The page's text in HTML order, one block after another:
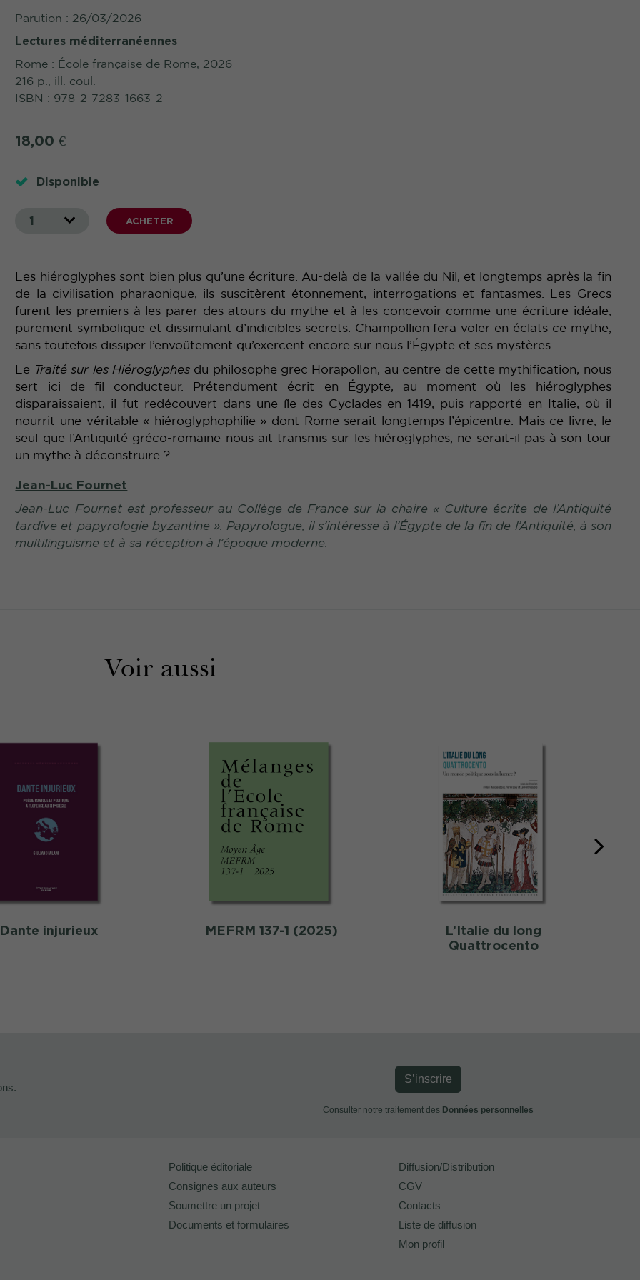
Parution : 26/03/2026
Lectures méditerranéennes
Rome : École française de Rome, 2026
216 p., ill. coul.
ISBN : 978-2-7283-1663-2
18,00 €
Disponible
1 ACHETER
Les hiéroglyphes sont bien plus qu’une écriture. Au-delà de la vallée du Nil, et longtemps après la fin
de la civilisation pharaonique, ils suscitèrent étonnement, interrogations et fantasmes. Les Grecs
furent les premiers à les parer des atours du mythe et à les concevoir comme une écriture idéale,
purement symbolique et dissimulant d’indicibles secrets. Champollion fera voler en éclats ce mythe,
sans toutefois dissiper l’envoûtement qu’exercent encore sur nous l’Égypte et ses mystères.
Le Traité sur les Hiéroglyphesdu philosophe grec Horapollon, au centre de cette mythification, nous
sert ici de fil conducteur. Prétendument écrit en Égypte, au moment où les hiéroglyphes
disparaissaient, il fut redécouvert dans une île des Cyclades en 1419, puis rapporté en Italie, où il
nourrit une véritable « hiéroglyphophilie » dont Rome serait longtemps l’épicentre. Mais ce livre, le
seul que l’Antiquité gréco-romaine nous ait transmis sur les hiéroglyphes, ne serait-il pas à son tour
un mythe à déconstruire ?
Jean-Luc Fournet
Jean-Luc Fournet est professeur au Collège de France sur la chaire « Culture écrite de l’Antiquité
tardive et papyrologie byzantine ». Papyrologue, il s’intéresse à l’Égypte de la fin de l’Antiquité, à son
multilinguisme et à sa réception à l’époque moderne.
Voir aussi
Dante injurieux MEFRM 137-1 (2025)
L’Italie du long
Quattrocento
S’inscrire
Consulter notre traitement des Données personnelles
Politique éditoriale
Consignes aux auteurs
Soumettre un projet
Documents et formulaires
Diffusion/Distribution
CGV
Contacts
Liste de diffusion
Mon profil